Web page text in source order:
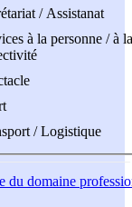
/ Assistanat
à la personne / à la
/ Logistique
du domaine